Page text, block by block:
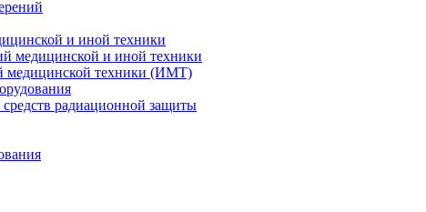
и иной техники
медицинской и иной техники
медицинской техники (ИМТ)
радиационной защиты